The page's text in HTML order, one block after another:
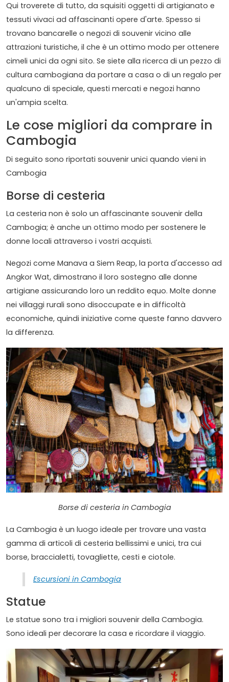
Qui troverete di tutto, da squisiti oggetti di artigianato e
tessuti vivaci ad affascinanti opere d'arte. Spesso si
trovano bancarelle o negozi di souvenir vicino alle
attrazioni turistiche, il che è un ottimo modo per ottenere
cimeli unici da ogni sito. Se siete alla ricerca di un pezzo di
cultura cambogiana da portare a casa o di un regalo per
qualcuno di speciale, questi mercati e negozi hanno
un'ampia scelta.
Le cose migliori da comprare in
Cambogia
Di seguito sono riportati souvenir unici quando vieni in
Cambogia
Borse di cesteria
La cesteria non è solo un affascinante souvenir della
Cambogia; è anche un ottimo modo per sostenere le
donne locali attraverso i vostri acquisti.
Negozi come Manava a Siem Reap, la porta d'accesso ad
Angkor Wat, dimostrano il loro sostegno alle donne
artigiane assicurando loro un reddito equo. Molte donne
nei villaggi rurali sono disoccupate e in difficoltà
economiche, quindi iniziative come queste fanno davvero
la differenza.
Borse di cesteria in Cambogia
La Cambogia è un luogo ideale per trovare una vasta
gamma di articoli di cesteria bellissimi e unici, tra cui
borse, braccialetti, tovagliette, cesti e ciotole.
Escursioni in Cambogia
Statue
Le statue sono tra i migliori souvenir della Cambogia.
Sono ideali per decorare la casa e ricordare il viaggio.